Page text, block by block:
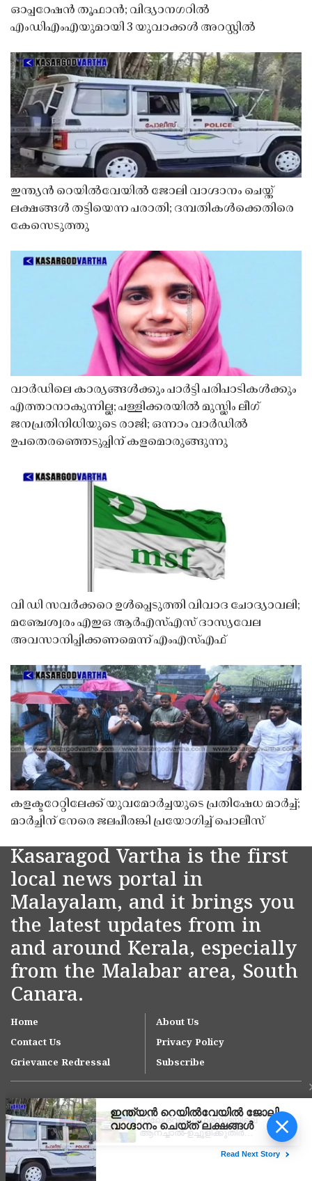
ഓപ്പറേഷൻ തൂഫാൻ; വിദ്യാനഗറിൽ
എംഡിഎംഎയുമായി 3 യുവാക്കൾ അറസ്റ്റിൽ
ഇന്ത്യൻ റെയിൽവേയിൽ ജോലി വാഗ്ദാനം ചെയ്ത്
ലക്ഷങ്ങൾ തട്ടിയെന്ന പരാതി; ദമ്പതികൾക്കെതിരെ
കേസെടുത്തു
വാർഡിലെ കാര്യങ്ങൾക്കും പാർട്ടി പരിപാടികൾക്കും
എത്താനാകുന്നില്ല; പള്ളിക്കരയിൽ മുസ്ലിം ലീഗ്
ജനപ്രതിനിധിയുടെ രാജി; ഒന്നാം വാർഡിൽ
ഉപതെരഞ്ഞെടുപ്പിന് കളമൊരുങ്ങുന്നു
വി ഡി സവർക്കറെ ഉൾപ്പെടുത്തി വിവാദ ചോദ്യാവലി;
മഞ്ചേശ്വരം എഇഒ ആർഎസ്എസ് ദാസ്യവേല
അവസാനിപ്പിക്കണമെന്ന് എംഎസ്എഫ്
കളക്ടറേറ്റിലേക്ക് യുവമോർച്ചയുടെ പ്രതിഷേധ മാർച്ച്;
മാർച്ചിന് നേരെ ജലപീരങ്കി പ്രയോഗിച്ച് പൊലീസ്
Kasaragod Vartha is the first
local news portal in
Malayalam, and it brings you
the latest updates from in
and around Kerala, especially
from the Malabar area, South
Canara.
Home
About Us
Contact Us
Privacy Policy
Grievance Redressal
Subscribe
Copyright © 2007-
നീലേശ്വരം നഗരസഭയിലെ
ആനച്ചാൽ-ഉച്ചൂളിക്കുതിർ
പരിഹരിക്കാൻ ഇടപെടൽ;